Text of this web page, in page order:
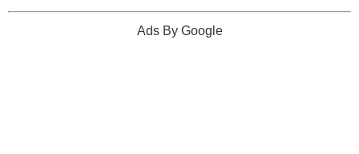
Ads By Google